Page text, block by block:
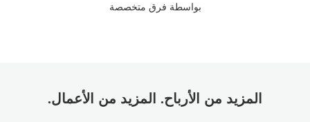
بواسطة فرق متخصصة
المزيد من الأرباح. المزيد من الأعمال.